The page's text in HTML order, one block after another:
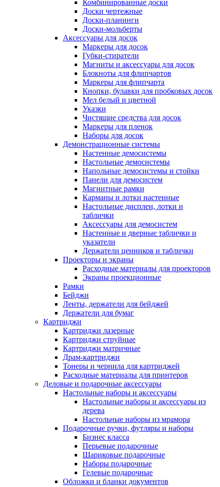
Комбинированные доски
Доски чертежные
Доски-планинги
Доски-мольберты
Аксессуары для досок
Маркеры для досок
Губки-стиратели
Магниты и аксессуары для досок
Блокноты для флипчартов
Маркеры для флипчарта
Кнопки, булавки для пробковых досок
Мел белый и цветной
Указки
Чистящие средства для досок
Маркеры для пленок
Наборы для досок
Демонстрационные системы
Настенные демосистемы
Настольные демосистемы
Напольные демосистемы и стойки
Панели для демосистем
Магнитные рамки
Карманы и лотки настенные
Настольные дисплеи, лотки и
таблички
Аксессуары для демосистем
Настенные и дверные таблички и
указатели
Держатели ценников и таблички
Проекторы и экраны
Расходные материалы для проекторов
Экраны проекционные
Рамки
Бейджи
Ленты, держатели для бейджей
Держатели для бумаг
Картриджи
Картриджи лазерные
Картриджи струйные
Картриджи матричные
Драм-картриджи
Тонеры и чернила для картриджей
Расходные материалы для принтеров
Деловые и подарочные аксессуары
Настольные наборы и аксессуары
Настольные наборы и аксессуары из
дерева
Настольные наборы из мрамора
Подарочные ручки, футляры и наборы
Бизнес класса
Перьевые подарочные
Шариковые подарочные
Наборы подарочные
Гелевые подарочные
Обложки и бланки документов